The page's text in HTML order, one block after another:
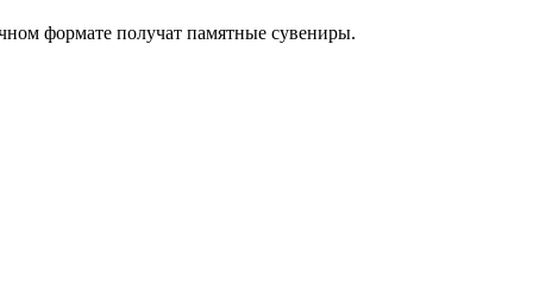
формате получат памятные сувениры.